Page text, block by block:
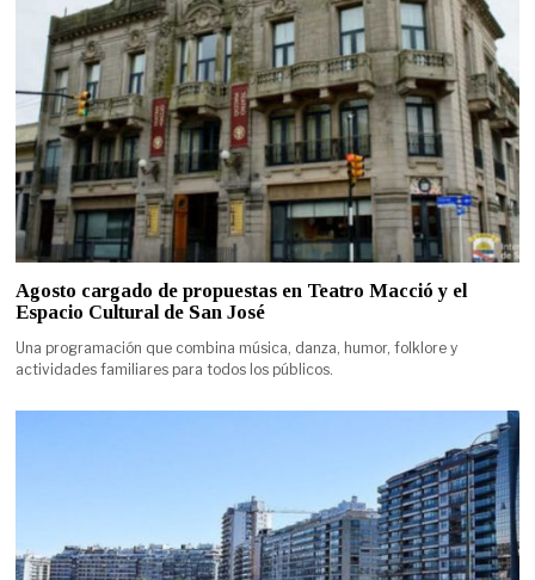
Agosto cargado de propuestas en Teatro Macció y el
Espacio Cultural de San José
Una programación que combina música, danza, humor, folklore y
actividades familiares para todos los públicos.